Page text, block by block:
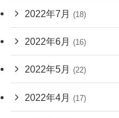
2022年7月 (18)
2022年6月 (16)
2022年5月 (22)
2022年4月 (17)